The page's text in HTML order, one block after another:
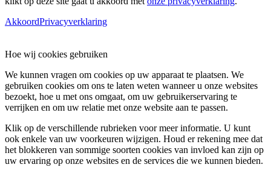
AkkoordPrivacyverklaring
Hoe wij cookies gebruiken
We kunnen vragen om cookies op uw apparaat te plaatsen. We
gebruiken cookies om ons te laten weten wanneer u onze websites
bezoekt, hoe u met ons omgaat, om uw gebruikerservaring te
verrijken en om uw relatie met onze website aan te passen.
Klik op de verschillende rubrieken voor meer informatie. U kunt
ook enkele van uw voorkeuren wijzigen. Houd er rekening mee dat
het blokkeren van sommige soorten cookies van invloed kan zijn op
uw ervaring op onze websites en de services die we kunnen bieden.